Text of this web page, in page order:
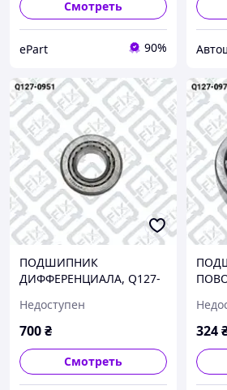
Смотреть
ePart 90%
ПОДШИПНИК
ДИФФЕРЕНЦИАЛА, Q127-
Недоступен
700₴
Смотреть
324